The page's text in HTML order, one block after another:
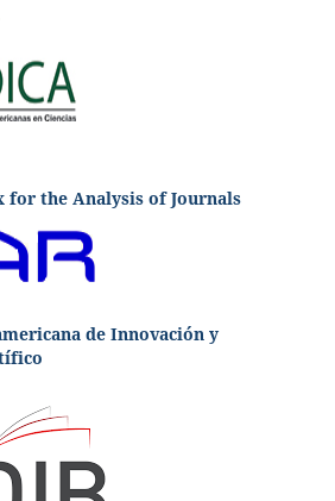
the Analysis of Journals
de Innovación y